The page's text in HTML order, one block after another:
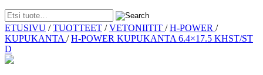
Skip
to
content
ETUSIVU /TUOTTEET /VETONIITIT /H-POWER /
KUPUKANTA /H-POWER KUPUKANTA 6.4×17.5 KHST/ST
D